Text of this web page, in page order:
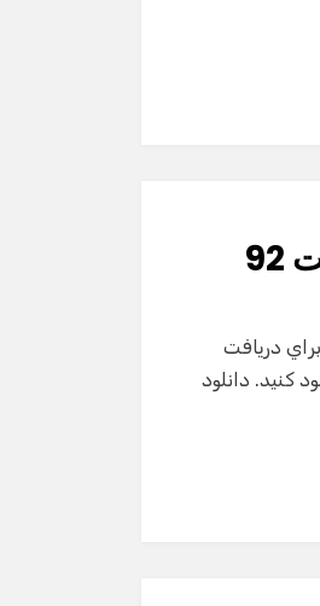
تشريحي آن براي دريافت
زير را دانلود كنيد. دانلود